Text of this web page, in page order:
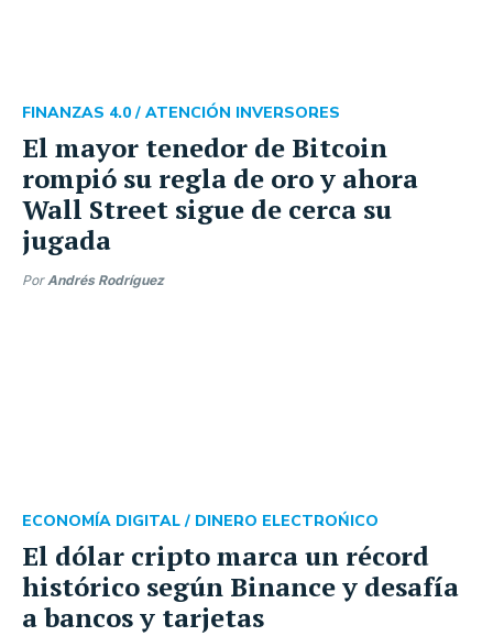
El mayor tenedor de Bitcoin
rompió su regla de oro y ahora
Wall Street sigue de cerca su
jugada
FINANZAS 4.0 / ATENCIÓN INVERSORES
PorAndrés Rodríguez
El dólar cripto marca un récord
histórico según Binance y desafía
a bancos y tarjetas
ECONOMÍA DIGITAL / DINERO ELECTROŃICO